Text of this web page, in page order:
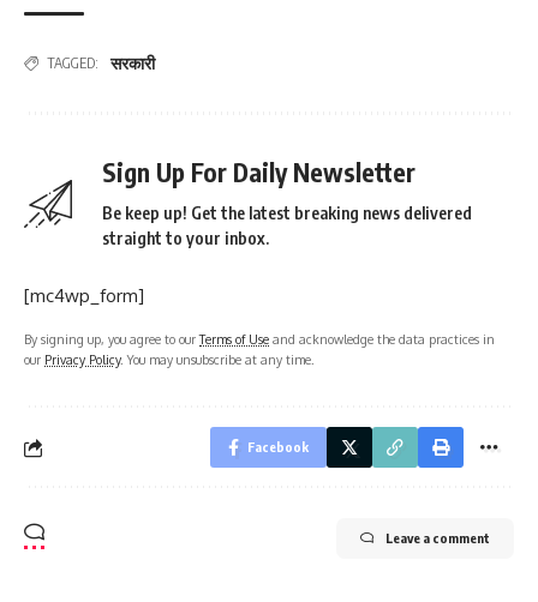
TAGGED: सरकारी
Sign Up For Daily Newsletter
Be keep up! Get the latest breaking news delivered
straight to your inbox.
[mc4wp_form]
By signing up, you agree to ourTerms of Use and acknowledge the data practices in
our Privacy Policy. You may unsubscribe at any time.
Facebook
Leave a comment